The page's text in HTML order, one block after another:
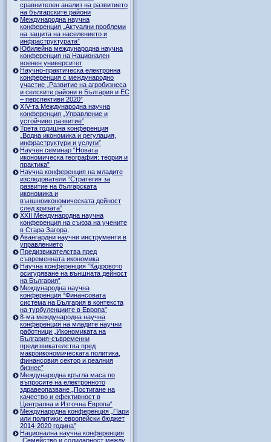
сравнителен анализ на развитието
на българските райони
Международна научна
конференция „Актуални проблеми
на защита на населението и
инфраструктурата”
Юбилейна международна научна
конференция на Национален
военен университет
Научно-практическа електронна
конференция с международно
участие „Развитие на агробизнеса
и селските райони в България и ЕС
– перспективи 2020”
XIV-та Международна научна
конференция „Управление и
устойчиво развитие”
Трета годишна конференция
„Водна икономика и регулация,
инфраструктури и услуги”
Научен семинар “Новата
икономическа география: теория и
практика”
Научна конференция на младите
изследователи “Стратегия за
развитие на българската
икономика и
външноикономическата дейност
след кризата”
ХХII Международна научна
конференция на съюза на учените
в Стара Загора,
Авангардни научни инструменти в
управлението
Предизвикателства пред
съвременната икономика
Научна конференция ”Кадровото
осигуряване на външната дейност
на България”
Международна научна
конференция “Финансовата
система на България в контекста
на турбуленциите в Европа”
8-ма международна научна
конференция на младите научни
работници „Икономиката на
България-съвременни
предизвикателства пред
макроикономическата политика,
финансовия сектор и реалния
бизнес”
Международна кръгла маса по
въпросите на електронното
здравеопазване „Постигане на
качество и ефективност в
Централна и Източна Европа“
Международна конференция „Пари
или политики: европейски бюджет
2014-2020 година”
Национална научна конференция
„Семейство и солидарност между